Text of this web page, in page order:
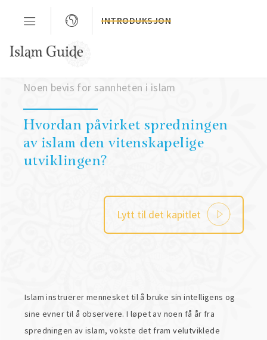
INTRODUKSJON
Noen bevis for sannheten i islam
Hvordan påvirket spredningen
av islam den vitenskapelige
utviklingen?
Lytt til det kapitlet
Islam instruerer mennesket til å bruke sin intelligens og
sine evner til å observere. I løpet av noen få år fra
spredningen av islam, vokste det fram velutviklede